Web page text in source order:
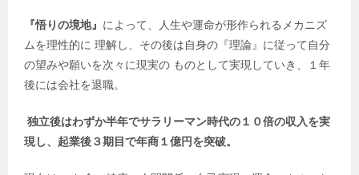
『悟りの境地』 によって、人生や運命が形作られるメカニズ
ムを理性的に 理解し、その後は自身の『理論』に従って自分
の望みや願いを次々に現実の ものとして実現していき、１年
後には会社を退職。
独立後はわずか半年でサラリーマン時代の１０倍の収入を実
現し、起業後３期目で年商１億円を突破。